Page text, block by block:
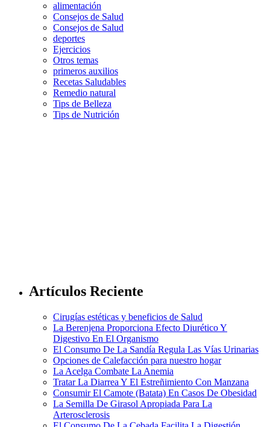
alimentación
Consejos de Salud
Consejos de Salud
deportes
Ejercicios
Otros temas
primeros auxilios
Recetas Saludables
Remedio natural
Tips de Belleza
Tips de Nutrición
Artículos Reciente
Cirugías estéticas y beneficios de Salud
La Berenjena Proporciona Efecto Diurético Y
Digestivo En El Organismo
El Consumo De La Sandía Regula Las Vías Urinarias
Opciones de Calefacción para nuestro hogar
La Acelga Combate La Anemia
Tratar La Diarrea Y El Estreñimiento Con Manzana
Consumir El Camote (Batata) En Casos De Obesidad
La Semilla De Girasol Apropiada Para La
Arterosclerosis